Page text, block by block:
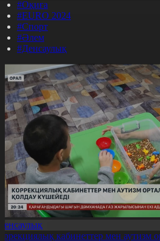
#Оқиға
#EURO 2024
#Спорт
#Әлем
#Денсаулық
кабинеттер мен аутизм